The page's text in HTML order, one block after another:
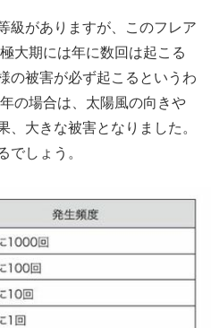
級がありますが、このフレア
大期には年に数回は起こる
の被害が必ず起こるというわ
の場合は、太陽風の向きや
、大きな被害となりました。
でしょう。